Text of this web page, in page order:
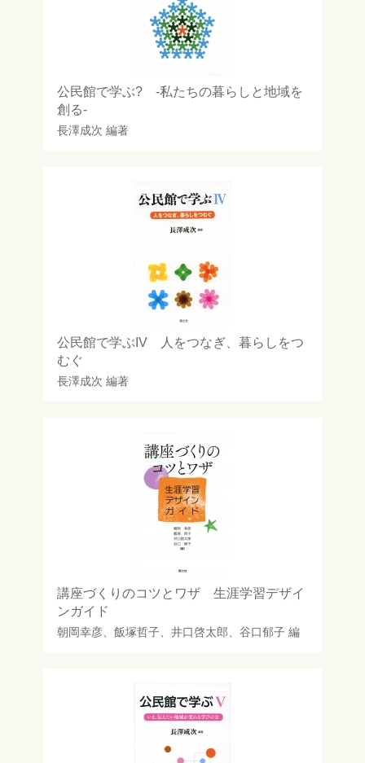
公民館で学ぶ? -私たちの暮らしと地域を
創る-
長澤成次 編著
公民館で学ぶIV 人をつなぎ、暮らしをつ
むぐ
長澤成次 編著
講座づくりのコツとワザ 生涯学習デザイ
ンガイド
朝岡幸彦、 飯塚哲子、 井口啓太郎 谷口郁子編